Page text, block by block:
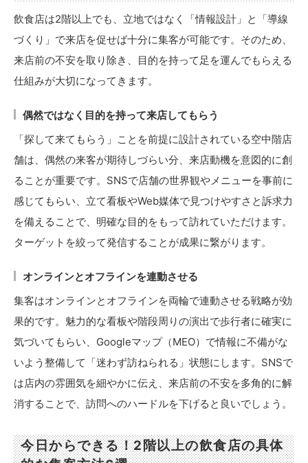
飲食店は2階以上でも、立地ではなく「情報設計」と「導線
づくり」で来店を促せば十分に集客が可能です。そのため、
来店前の不安を取り除き、目的を持って足を運んでもらえる
仕組みが大切になってきます。
偶然ではなく目的を持って来店してもらう
「探して来てもらう」ことを前提に設計されている空中階店
舗は、偶然の来客が期待しづらい分、来店動機を意図的に創
ることが重要です。SNSで店舗の世界観やメニューを事前に
感じてもらい、立て看板やWeb媒体で見つけやすさと訴求力
を備えることで、明確な目的をもって訪れていただけます。
ターゲットを絞って発信することが成果に繋がります。
オンラインとオフラインを連動させる
集客はオンラインとオフラインを両輪で連動させる戦略が効
果的です。魅力的な看板や階段周りの演出で歩行者に確実に
気づいてもらい、Googleマップ（MEO）で情報に不備がな
いよう整備して「迷わず訪ねられる」状態にします。SNSで
は店内の雰囲気を細やかに伝え、来店前の不安を多角的に解
消することで、訪問へのハードルを下げると良いでしょう。
今日からできる！2階以上の飲食店の具体